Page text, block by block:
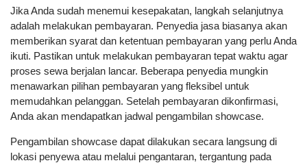
Jika Anda sudah menemui kesepakatan, langkah selanjutnya
adalah melakukan pembayaran. Penyedia jasa biasanya akan
memberikan syarat dan ketentuan pembayaran yang perlu Anda
ikuti. Pastikan untuk melakukan pembayaran tepat waktu agar
proses sewa berjalan lancar. Beberapa penyedia mungkin
menawarkan pilihan pembayaran yang fleksibel untuk
memudahkan pelanggan. Setelah pembayaran dikonfirmasi,
Anda akan mendapatkan jadwal pengambilan showcase.
Pengambilan showcase dapat dilakukan secara langsung di
lokasi penyewa atau melalui pengantaran, tergantung pada